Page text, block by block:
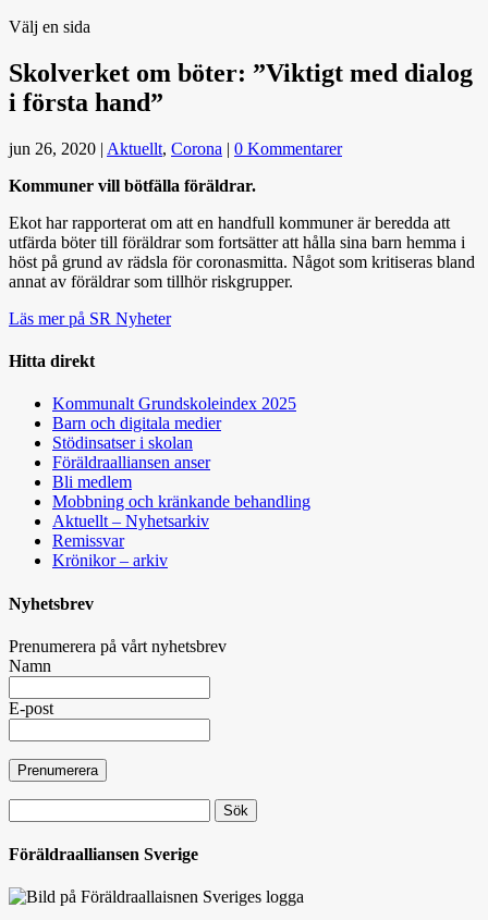
Välj en sida
Skolverket om böter: ”Viktigt med dialog
i första hand”
jun 26, 2020 | Aktuellt, Corona | 0 Kommentarer
Kommuner vill bötfälla föräldrar.
Ekot har rapporterat om att en handfull kommuner är beredda att
utfärda böter till föräldrar som fortsätter att hålla sina barn hemma i
höst på grund av rädsla för coronasmitta. Något som kritiseras bland
annat av föräldrar som tillhör riskgrupper.
Läs mer på SR Nyheter
Hitta direkt
Kommunalt Grundskoleindex 2025
Barn och digitala medier
Stödinsatser i skolan
Föräldraalliansen anser
Bli medlem
Mobbning och kränkande behandling
Aktuellt – Nyhetsarkiv
Remissvar
Krönikor – arkiv
Nyhetsbrev
Prenumerera på vårt nyhetsbrev
Namn
E-post
efter:
Föräldraalliansen Sverige